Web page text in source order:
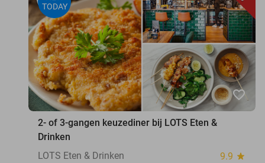
TODAY
favorite_border
2- of 3-gangen keuzediner bij LOTS Eten &
Drinken
LOTS Eten & Drinken
9.9 star